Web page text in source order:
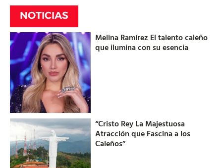
NOTICIAS
Melina Ramírez El talento caleño
que ilumina con su esencia
“Cristo Rey La Majestuosa
Atracción que Fascina a los
Caleños”